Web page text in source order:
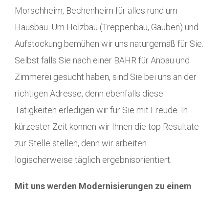
Morschheim, Bechenheim für alles rund um
Hausbau. Um Holzbau (Treppenbau, Gauben) und
Aufstockung bemühen wir uns naturgemäß für Sie.
Selbst falls Sie nach einer BÄHR für Anbau und
Zimmerei gesucht haben, sind Sie bei uns an der
richtigen Adresse, denn ebenfalls diese
Tätigkeiten erledigen wir für Sie mit Freude. In
kürzester Zeit können wir Ihnen die top Resultate
zur Stelle stellen, denn wir arbeiten
logischerweise täglich ergebnisorientiert.
Mit uns werden Modernisierungen zu einem